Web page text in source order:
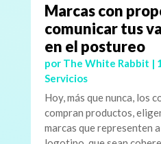
Marcas con
comunicar tus
en el postureo
por The White Rabbit |
Servicios
Hoy, más que nunca, los
compran productos,
marcas que representen